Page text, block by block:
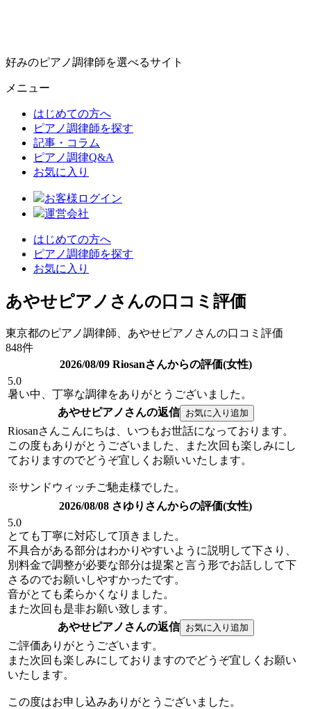
好みのピアノ調律師を選べるサイト
メニュー
はじめての方へ
ピアノ調律師を探す
記事・コラム
ピアノ調律Q&A
お気に入り
お客様ログイン
運営会社
はじめての方へ
ピアノ調律師を探す
お気に入り
あやせピアノさんの口コミ評価
東京都のピアノ調律師、あやせピアノさんの口コミ評価
848件
2026/08/09 Riosanさんからの評価(女性)
5.0
暑い中、丁寧な調律をありがとうございました。
あやせピアノさんの返信
Riosanさんこんにちは、いつもお世話になっております。
この度もありがとうございました、また次回も楽しみにし
ておりますのでどうぞ宜しくお願いいたします。
※サンドウィッチご馳走様でした。
2026/08/08 さゆりさんからの評価(女性)
5.0
とても丁寧に対応して頂きました。
不具合がある部分はわかりやすいように説明して下さり、
別料金で調整が必要な部分は提案と言う形でお話しして下
さるのでお願いしやすかったです。
音がとても柔らかくなりました。
また次回も是非お願い致します。
あやせピアノさんの返信
ご評価ありがとうございます。
また次回も楽しみにしておりますのでどうぞ宜しくお願い
いたします。
この度はお申し込みありがとうございました。